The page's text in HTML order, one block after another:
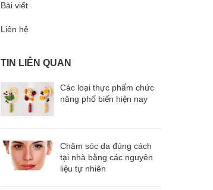
Bài viết
Liên hệ
TIN LIÊN QUAN
Các loại thực phẩm chức
năng phổ biến hiện nay
Chăm sóc da đúng cách
tại nhà bằng các nguyên
liệu tự nhiên